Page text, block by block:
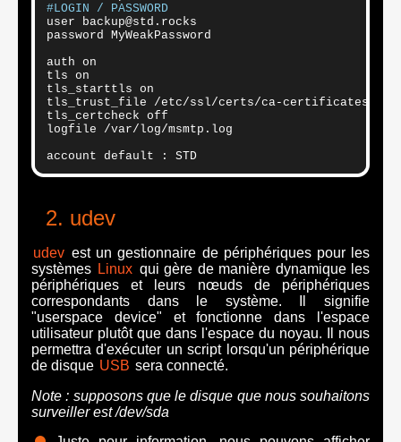
#LOGIN / PASSWORD
user backup@std.rocks
password MyWeakPassword
auth on
tls on
tls_starttls on
tls_trust_file /etc/ssl/certs/ca-certificates.crt
tls_certcheck off
logfile /var/log/msmtp.log
account default : STD
udev
udev est un gestionnaire de périphériques pour les
systèmes Linux qui gère de manière dynamique les
périphériques et leurs nœuds de périphériques
correspondants dans le système. Il signifie
"userspace device" et fonctionne dans l'espace
utilisateur plutôt que dans l'espace du noyau. Il nous
permettra d'exécuter un script lorsqu'un périphérique
de disque USB sera connecté.
Note : supposons que le disque que nous souhaitons
surveiller est /dev/sda